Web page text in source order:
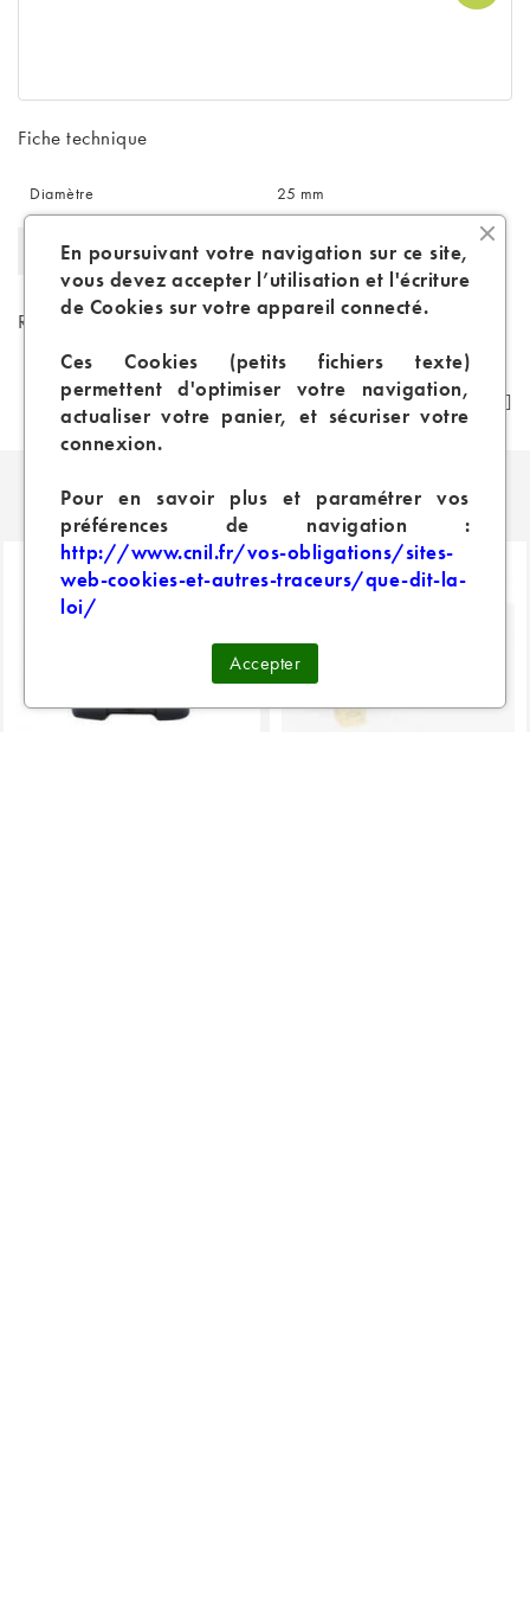
Fiche technique
Diamètre 25 mm
Catégories D'accessoires Pièces détachées
Références spécifiques
PRODUITS SIMILAIRES
-40%
En poursuivant votre navigation sur ce site,
vous devez accepter l’utilisation et l'écriture
de Cookies sur votre appareil connecté.
Ces Cookies (petits fichiers texte)
permettent d'optimiser votre navigation,
actualiser votre panier, et sécuriser votre
connexion.
Pour en savoir plus et paramétrer vos
préférences de navigation :
http://www.cnil.fr/vos-obligations/sites-
web-cookies-et-autres-traceurs/que-dit-la-
loi/
Accepter